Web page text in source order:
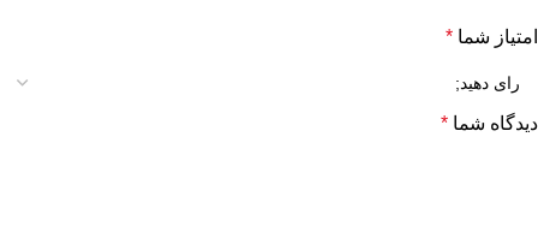
امتیاز شما *
دیدگاه شما *